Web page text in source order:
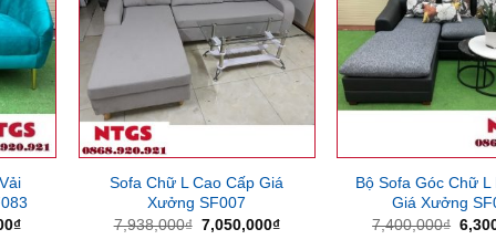
₫Giá
Sofa Chữ L Cao Cấp Giá
Xưởng SF007
7,938,000₫ Giá
7,050,000₫Giá
Bộ Sofa Góc Chữ
Giá Xưởng
7,400,000₫ Giá